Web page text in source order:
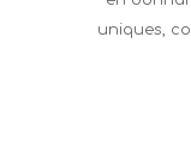
uniques,